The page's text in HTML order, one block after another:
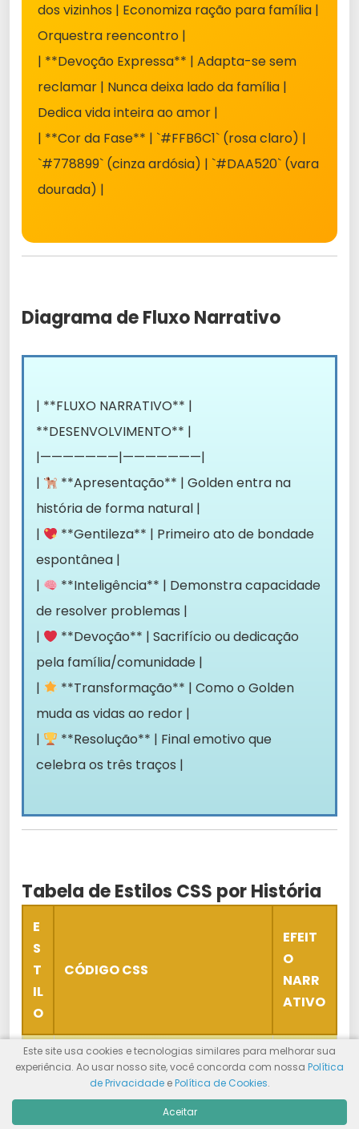
dos vizinhos | Economiza ração para família |
Orquestra reencontro |
| **Devoção Expressa** | Adapta-se sem
reclamar | Nunca deixa lado da família |
Dedica vida inteira ao amor |
| **Cor da Fase** | `#FFB6C1` (rosa claro) |
`#778899` (cinza ardósia) | `#DAA520` (vara
dourada) |
Diagrama de Fluxo Narrativo
| **FLUXO NARRATIVO** |
**DESENVOLVIMENTO** |
|———————|———————|
|
**Apresentação** | Golden entra na
história de forma natural |
|
**Gentileza** | Primeiro ato de bondade
espontânea |
|
**Inteligência** | Demonstra capacidade
de resolver problemas |
|
**Devoção** | Sacrifício ou dedicação
pela família/comunidade |
|
**Transformação** | Como o Golden
muda as vidas ao redor |
|
**Resolução** | Final emotivo que
celebra os três traços |
Tabela de Estilos CSS por História
E
S
T
IL
O
CÓDIGO CSS
EFEIT
O
NARR
ATIVO
G
e
n
background: radial-
gradient(circle, #FFB6C1,
Cria
atmosf
era
Este site usa cookies e tecnologias similares para melhorar sua
experiência. Ao usar nosso site, você concorda com nossa Política
de PrivacidadeePolítica de Cookies.
Aceitar